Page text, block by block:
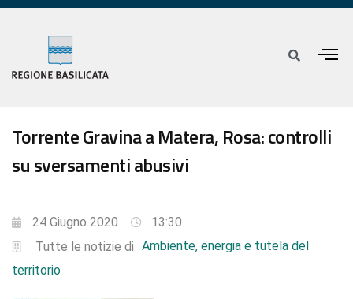
Torrente Gravina a Matera, Rosa: controlli
su sversamenti abusivi
24 Giugno 2020
13:30
Tutte le notizie di Ambiente, energia e tutela del
territorio